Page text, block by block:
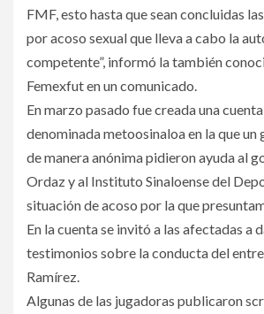
FMF, esto hasta que sean concluidas
por acoso sexual que lleva a cabo la
competente”, informó la también
Femexfut en un comunicado.
En marzo pasado fue creada una
denominada metoosinaloa en la que un
de manera anónima pidieron ayuda al
Ordaz y al Instituto Sinaloense del
situación de acoso por la que
En la cuenta se invitó a las afectadas a
testimonios sobre la conducta del
Ramírez.
Algunas de las jugadoras publicaron